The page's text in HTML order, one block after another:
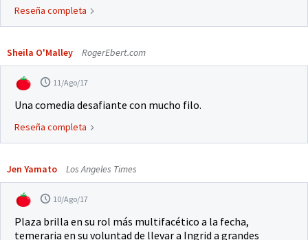
Reseña completa
Sheila O'Malley RogerEbert.com
11/Ago/17
Una comedia desafiante con mucho filo.
Reseña completa
Jen Yamato Los Angeles Times
10/Ago/17
Plaza brilla en su rol más multifacético a la fecha,
temeraria en su voluntad de llevar a Ingrid a grandes